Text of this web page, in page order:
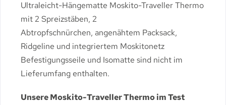
Ultraleicht-Hängematte Moskito-Traveller Thermo
mit 2 Spreizstäben, 2
Abtropfschnürchen, angenähtem Packsack,
Ridgeline und integriertem Moskitonetz
Befestigungsseile und Isomatte sind nicht im
Lieferumfang enthalten.
Unsere Moskito-Traveller Thermo im Test